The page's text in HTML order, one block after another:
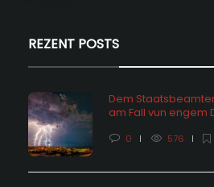
REZENT POSTS
Dem
am Fall vun engem
0 576